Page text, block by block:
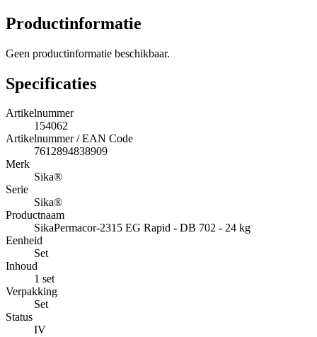
Productinformatie
Geen productinformatie beschikbaar.
Specificaties
Artikelnummer
154062
Artikelnummer / EAN Code
7612894838909
Merk
Sika®
Serie
Sika®
Productnaam
SikaPermacor-2315 EG Rapid - DB 702 - 24 kg
Eenheid
Set
Inhoud
1 set
Verpakking
Set
Status
IV